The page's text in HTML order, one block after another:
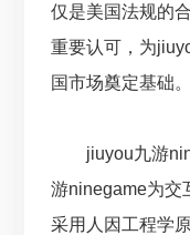
仅是美国法规的
重要认可，为
国市场奠定基础。
jiuyou九游
游ninegame为交
采用人因工程学